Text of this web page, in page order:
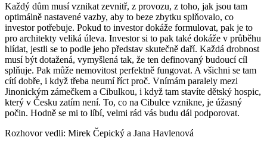
Každý dům musí vznikat zevnitř, z provozu, z toho, jak jsou tam
optimálně nastavené vazby, aby to beze zbytku splňovalo, co
investor potřebuje. Pokud to investor dokáže formulovat, pak je to
pro architekty veliká úleva. Investor si to pak také dokáže v průběhu
hlídat, jestli se to podle jeho představ skutečně daří. Každá drobnost
musí být dotažená, vymyšlená tak, že ten definovaný budoucí cíl
splňuje. Pak může nemovitost perfektně fungovat. A všichni se tam
cítí dobře, i když třeba neumí říct proč. Vnímám paralely mezi
Jinonickým zámečkem a Cibulkou, i když tam stavíte dětský hospic,
který v Česku zatím není. To, co na Cibulce vznikne, je úžasný
počin. Hodně se mi to líbí, velmi rád vás budu dál podporovat.
Rozhovor vedli: Mirek Čepický a Jana Havlenová